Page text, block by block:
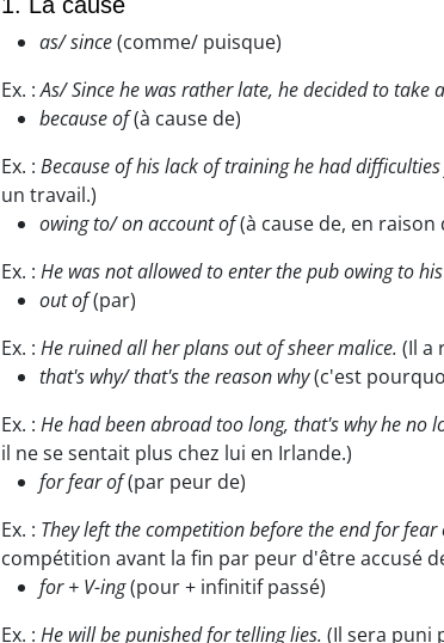
as/ since(comme/ puisque)
Ex. :As/ Since he was rather late, he decided to take
because of(à cause de)
Ex. : Because of his lack of training he had
un travail.)
owing to/ on account of(à cause de, en raison
Ex. : He was not allowed to enter the pub owing to
out of(par)
Ex. : He ruined all her plans out of sheer malice. (Il a
that's why/ that's the reason why(c'est
Ex. : He had been abroad too long, that's why he no
il ne se sentait plus chez lui en Irlande.)
for fear of(par peur de)
Ex. : They left the competition before the end for
compétition avant la fin par peur d'être accusé
for + V-ing(pour + infinitif passé)
Ex. : He will be punished for telling lies. (Il sera puni